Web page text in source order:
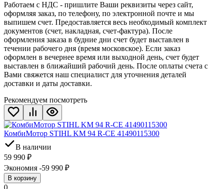
Работаем с НДС - пришлите Ваши реквизиты через сайт,
оформляя заказ, по телефону, по электронной почте и мы
выпишем счет. Предоставляется весь необходимый комплект
документов (счет, накладная, счет-фактура). После
оформления заказа в будние дни счет будет выставлен в
течении рабочего дня (время московское). Если заказ
оформлен в вечернее время или выходной день, счет будет
выставлен в ближайший рабочий день. После оплаты счета с
Вами свяжется наш специалист для уточнения деталей
доставки и даты доставки.
Рекомендуем посмотреть
КомбиМотор STIHL KM 94 R-CE 41490115300
В наличии
59 990 ₽
Экономия -59 990 ₽
В корзину